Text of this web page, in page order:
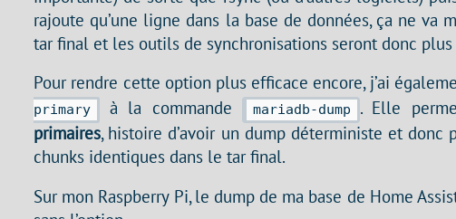
rajoute qu’une ligne dans la base de données, ça ne va
tar final et les outils de synchronisations seront donc plus
Pour rendre cette option plus efficace encore, j’ai
primary
à la commande mariadb-dump . Elle
primaires, histoire d’avoir un dump déterministe et
chunks identiques dans le tar final.
Sur mon Raspberry Pi, le dump de ma base de Home